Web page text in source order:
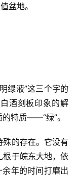
盆地。
绿液”这三个字的
酒刻板印象的解
特质——“绿”。
的存在。它没有
根于皖东大地，依
余年的时间打磨出